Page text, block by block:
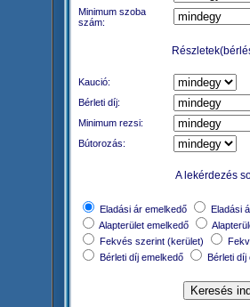
Minimum szoba
szám:
Kaució:
Bérleti díj:
Minimum rezsi:
Bútorozás:
A lekérdezés
Eladási ár emelkedő
Eladási
Alapterület emelkedő
Fekvés szerint (kerület)
Bérleti díj emelkedő
Bérleti díj